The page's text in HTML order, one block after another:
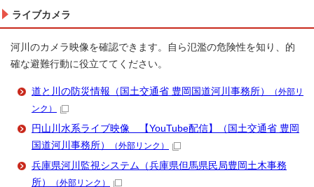
ライブカメラ
河川のカメラ映像を確認できます。自ら氾濫の危険性を知り、的
確な避難行動に役立ててください。
道と川の防災情報（国土交通省 豊岡国道河川事務所）
（外部リ
ンク）
円山川水系ライブ映像 【YouTube配信】（国土交通省 豊岡
国道河川事務所）
（外部リンク）
兵庫県河川監視システム（兵庫県但馬県民局豊岡土木事務
所）
（外部リンク）